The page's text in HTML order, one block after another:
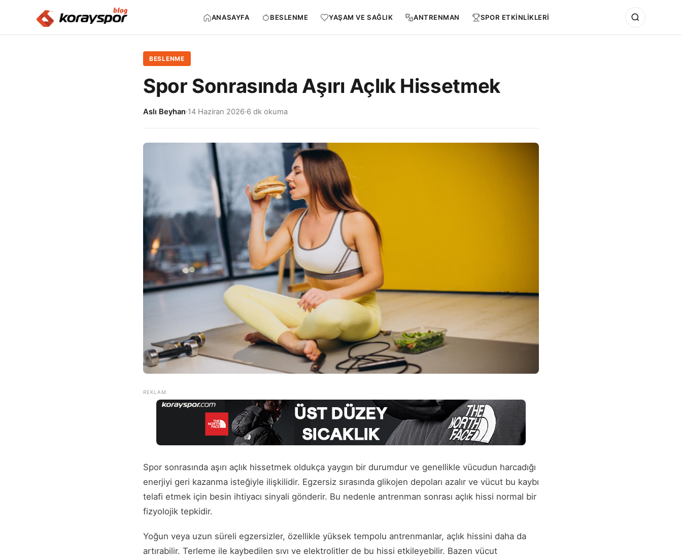
ANASAYFA BESLENME YAŞAM VE SAĞLIK ANTRENMAN SPOR ETKİNLİKLERİ
BESLENME
Spor Sonrasında Aşırı Açlık Hissetmek
Aslı Beyhan·14 Haziran 2026·6 dk okuma
Spor sonrasında aşırı açlık hissetmek oldukça yaygın bir durumdur ve genellikle vücudun harcadığı
enerjiyi geri kazanma isteğiyle ilişkilidir. Egzersiz sırasında glikojen depoları azalır ve vücut bu kaybı
telafi etmek için besin ihtiyacı sinyali gönderir. Bu nedenle antrenman sonrası açlık hissi normal bir
fizyolojik tepkidir.
Yoğun veya uzun süreli egzersizler, özellikle yüksek tempolu antrenmanlar, açlık hissini daha da
artırabilir. Terleme ile kaybedilen sıvı ve elektrolitler de bu hissi etkileyebilir. Bazen vücut